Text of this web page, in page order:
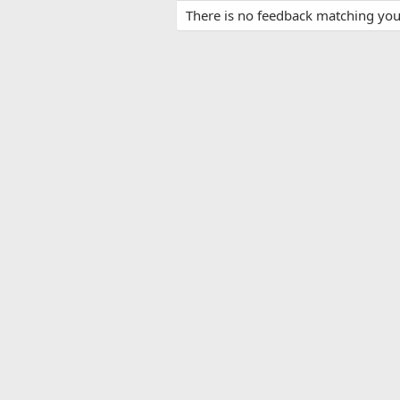
There is no feedback matching